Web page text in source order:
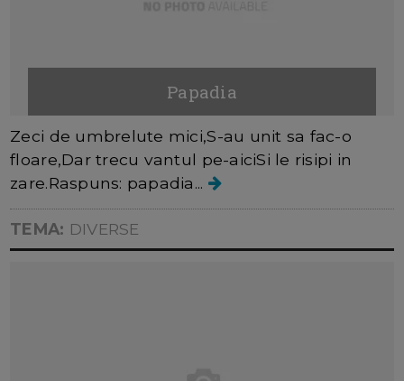
Papadia
Zeci de umbrelute mici,S-au unit sa fac-o
floare,Dar trecu vantul pe-aiciSi le risipi in
zare.Raspuns: papadia...
TEMA: DIVERSE